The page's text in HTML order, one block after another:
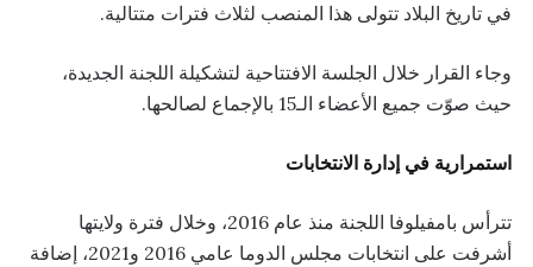
في تاريخ البلاد تتولى هذا المنصب لثلاث فترات متتالية.
وجاء القرار خلال الجلسة الافتتاحية لتشكيلة اللجنة الجديدة،
حيث صوّت جميع الأعضاء الـ15 بالإجماع لصالحها.
استمرارية في إدارة الانتخابات
تترأس بامفيلوفا اللجنة منذ عام 2016، وخلال فترة ولايتها
أشرفت على انتخابات مجلس الدوما عامي 2016 و2021، إضافة